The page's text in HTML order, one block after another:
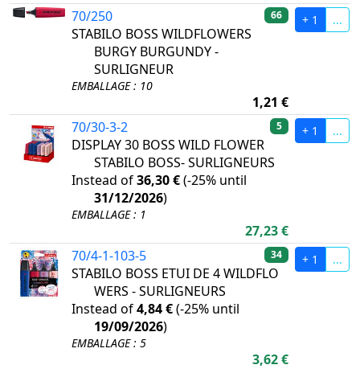
70/250
STABILO BOSS WILDFLOWERS
BURGY BURGUNDY -
SURLIGNEUR
EMBALLAGE : 10
66
1,21 €
+ 1 ...
70/30-3-2
DISPLAY 30 BOSS WILD FLOWER
STABILO BOSS- SURLIGNEURS
Instead of36,30 €(-25% until
31/12/2026)
EMBALLAGE : 1
5
27,23 €
+ 1 ...
70/4-1-103-5
STABILO BOSS ETUI DE 4 WILDFLO
WERS - SURLIGNEURS
Instead of4,84 €(-25% until
19/09/2026)
EMBALLAGE : 5
34
3,62 €
+ 1 ...